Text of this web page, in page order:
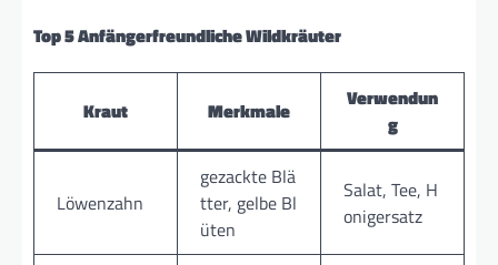
Top 5 Anfängerfreundliche Wildkräuter
Kraut Merkmale
Verwendun
g
Löwenzahn
gezackte Blä
tter, gelbe Bl
üten
Salat, Tee, H
onigersatz